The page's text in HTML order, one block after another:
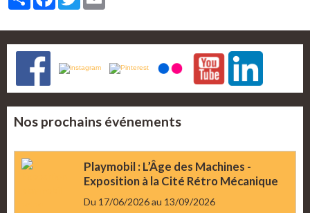
Nos prochains événements
Playmobil : L’Âge des Machines -
Exposition à la Cité Rétro Mécanique
Du 17/06/2026au 13/09/2026